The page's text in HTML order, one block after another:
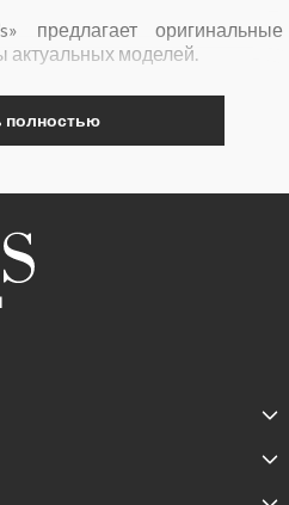
предлагает оригинальные
моделей.
полностью